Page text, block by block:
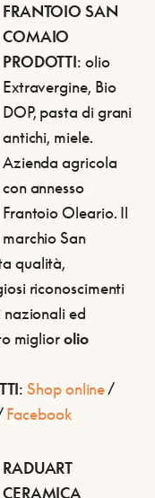
FRANTOIO SAN
COMAIO
PRODOTTI: olio
Extravergine, Bio
DOP, pasta di grani
antichi, miele.
Azienda agricola
con annesso
Frantoio Oleario. Il
marchio San
qualità,
riconoscimenti
ed
migliorolio
:Shop online/
Facebook
RADUART
CERAMICA